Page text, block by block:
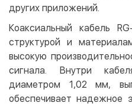
Кредит
Мгновенная рассрочка
Оплата частями
Покупка частями
других приложений.
Коаксиальный кабель
структурой и
высокую
сигнала. Внутри
диаметром 1,02 мм,
обеспечивает надежное